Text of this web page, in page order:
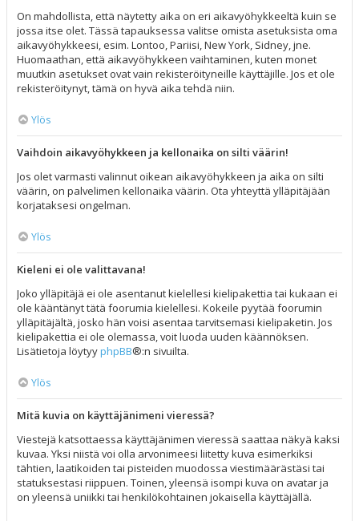
On mahdollista, että näytetty aika on eri aikavyöhykkeeltä kuin se
jossa itse olet. Tässä tapauksessa valitse omista asetuksista oma
aikavyöhykkeesi, esim. Lontoo, Pariisi, New York, Sidney, jne.
Huomaathan, että aikavyöhykkeen vaihtaminen, kuten monet
muutkin asetukset ovat vain rekisteröityneille käyttäjille. Jos et ole
rekisteröitynyt, tämä on hyvä aika tehdä niin.
Ylös
Vaihdoin aikavyöhykkeen ja kellonaika on silti väärin!
Jos olet varmasti valinnut oikean aikavyöhykkeen ja aika on silti
väärin, on palvelimen kellonaika väärin. Ota yhteyttä ylläpitäjään
korjataksesi ongelman.
Ylös
Kieleni ei ole valittavana!
Joko ylläpitäjä ei ole asentanut kielellesi kielipakettia tai kukaan ei
ole kääntänyt tätä foorumia kielellesi. Kokeile pyytää foorumin
ylläpitäjältä, josko hän voisi asentaa tarvitsemasi kielipaketin. Jos
kielipakettia ei ole olemassa, voit luoda uuden käännöksen.
Lisätietoja löytyyphpBB®:n sivuilta.
Ylös
Mitä kuvia on käyttäjänimeni vieressä?
Viestejä katsottaessa käyttäjänimen vieressä saattaa näkyä kaksi
kuvaa. Yksi niistä voi olla arvonimeesi liitetty kuva esimerkiksi
tähtien, laatikoiden tai pisteiden muodossa viestimäärästäsi tai
statuksestasi riippuen. Toinen, yleensä isompi kuva on avatar ja
on yleensä uniikki tai henkilökohtainen jokaisella käyttäjällä.